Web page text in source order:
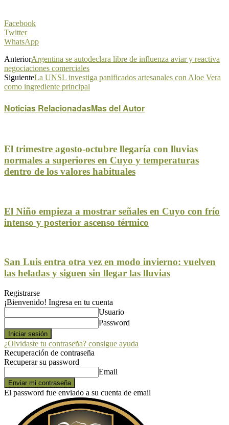
Facebook
Twitter
WhatsApp
AnteriorArgentina se autodeclara libre de influenza aviar y reactiva
negociaciones comerciales
SiguienteLa UNSL investiga panificados artesanales con Aloe Vera
como ingrediente principal
Noticias RelacionadasMas del Autor
El trimestre agosto-octubre llegaría con lluvias
normales a superiores en Cuyo y temperaturas
dentro de los valores habituales
El Niño empieza a mostrar señales en Cuyo con frío
intenso y posterior ascenso térmico
San Luis entra otra vez en modo invierno: vuelven
las heladas y siguen sin llegar las lluvias
Registrarse
¡Bienvenido! Ingresa en tu cuenta
Usuario
Password
¿Olvidaste tu contraseña? consigue ayuda
Recuperación de contraseña
Recuperar su password
Email
El password fue enviado a su cuenta de email